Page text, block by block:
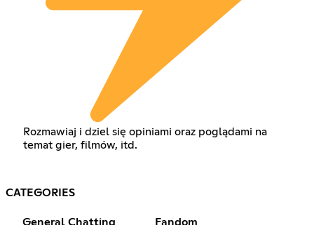
Rozmawiaj i dziel się opiniami oraz poglądami na
temat gier, filmów, itd.
CATEGORIES
General Chatting Fandom